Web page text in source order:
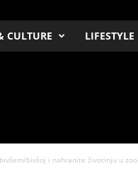
CULTURE LIFESTYLE
bivšoj i nahranite životinju u